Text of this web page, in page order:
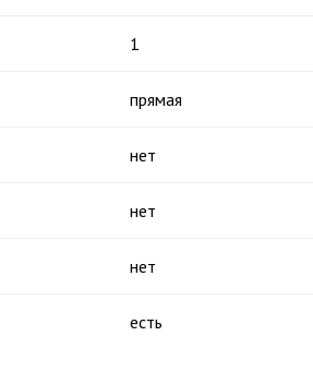
1
прямая
нет
нет
нет
есть